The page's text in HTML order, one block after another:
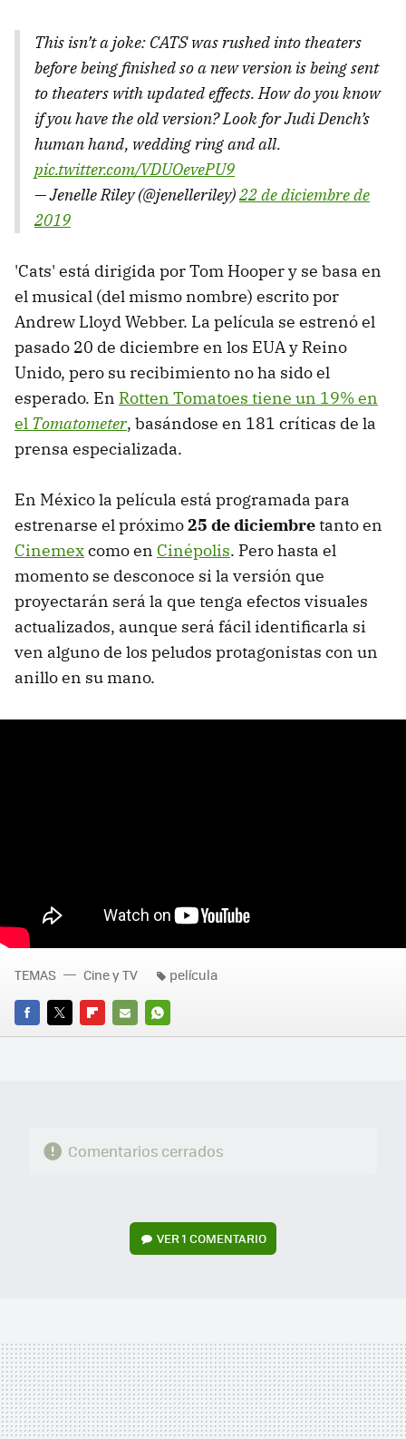
This isn’t a joke: CATS was rushed into theaters
before being finished so a new version is being sent
to theaters with updated effects. How do you know
if you have the old version? Look for Judi Dench’s
human hand, wedding ring and all.
pic.twitter.com/VDUOevePU9
— Jenelle Riley (@jenelleriley)22 de diciembre de
2019
'Cats' está dirigida por Tom Hooper y se basa en
el musical (del mismo nombre) escrito por
Andrew Lloyd Webber. La película se estrenó el
pasado 20 de diciembre en los EUA y Reino
Unido, pero su recibimiento no ha sido el
esperado. En Rotten Tomatoes tiene un 19% en
el Tomatometer, basándose en 181 críticas de la
prensa especializada.
En México la película está programada para
estrenarse el próximo25 de diciembretanto en
Cinemexcomo en Cinépolis. Pero hasta el
momento se desconoce si la versión que
proyectarán será la que tenga efectos visuales
actualizados, aunque será fácil identificarla si
ven alguno de los peludos protagonistas con un
anillo en su mano.
FACEBOOK
TWITTERFLIPBOARD
E-
WHATSAPP
TEMAS Cine y TV película
Comentarios cerrados
VER1 COMENTARIO